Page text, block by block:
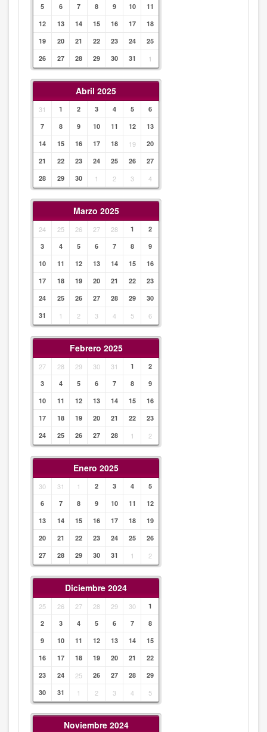
5 6 7 8 9 10
11
12
13 14 15 16 17
18
19
20 21 22 23 24
25
26
27 28 29 30 31 1
Abril 2025
31 1 2 3 4 5
6
7
8 9 10 11 12
13
14
15 16 17 18 19
20
21
22 23 24 25 26
27
28
29 30 1 2 3 4
Marzo 2025
24 25 26 27 28 1
2
3
4 5 6 7 8
9
10
11 12 13 14 15
16
17
18 19 20 21 22
23
24
25 26 27 28 29
30
31
1 2 3 4 5 6
Febrero 2025
27 28 29 30 31 1
2
3
4 5 6 7 8
9
10
11 12 13 14 15
16
17
18 19 20 21 22
23
24
25 26 27 28 1 2
Enero 2025
30 31 1 2 3 4
5
6
7 8 9 10 11
12
13
14 15 16 17 18
19
20
21 22 23 24 25
26
27
28 29 30 31 1 2
Diciembre 2024
25 26 27 28 29 30
1
2
3 4 5 6 7
8
9
10 11 12 13 14
15
16
17 18 19 20 21
22
23
24 25 26 27 28
29
30
31 1 2 3 4 5
Noviembre 2024